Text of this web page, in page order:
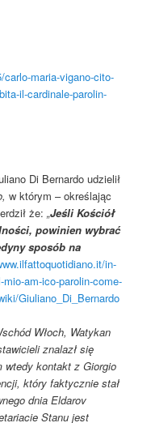
maria-vigano-cito-
il-cardinale-parolin-
Di Bernardo udzielił
w którym – określając
że:„Jeśli Kościół
powinien wybrać
sposób na
in-
am-ico-parolin-come-
Giuliano_Di_Bernardo
Włoch, Watykan
znalazł się
wtedy kontakt z Giorgio
który faktycznie stał
dnia Eldarov
Stanu jest